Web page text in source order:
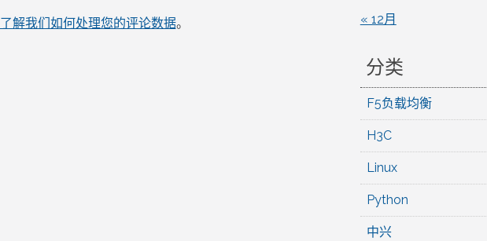
了解我们如何处理您的评论数据。 « 12月
分类
F5负载均衡
H3C
Linux
Python
中兴